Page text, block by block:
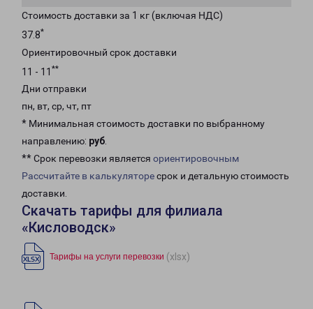
Стоимость доставки за 1 кг (включая НДС)
37.8*
Ориентировочный срок доставки
11 - 11 **
Дни отправки
пн, вт, ср, чт, пт
* Минимальная стоимость доставки по выбранному
направлению: руб.
** Срок перевозки является ориентировочным
Рассчитайте в калькуляторесрок и детальную стоимость
доставки.
Скачать тарифы для филиала
«Кисловодск»
Тарифы на услуги перевозки (xlsx)